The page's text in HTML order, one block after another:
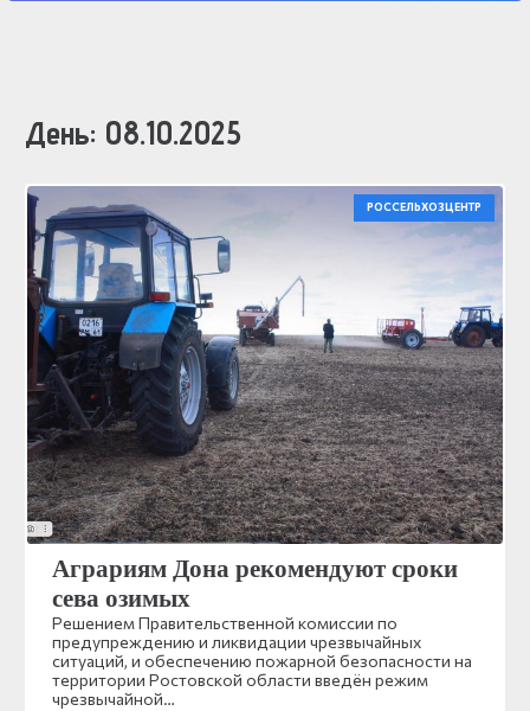
День: 08.10.2025
РОССЕЛЬХОЗЦЕНТР
Аграриям Дона рекомендуют сроки
сева озимых
Решением Правительственной комиссии по
предупреждению и ликвидации чрезвычайных
ситуаций, и обеспечению пожарной безопасности на
территории Ростовской области введён режим
чрезвычайной…